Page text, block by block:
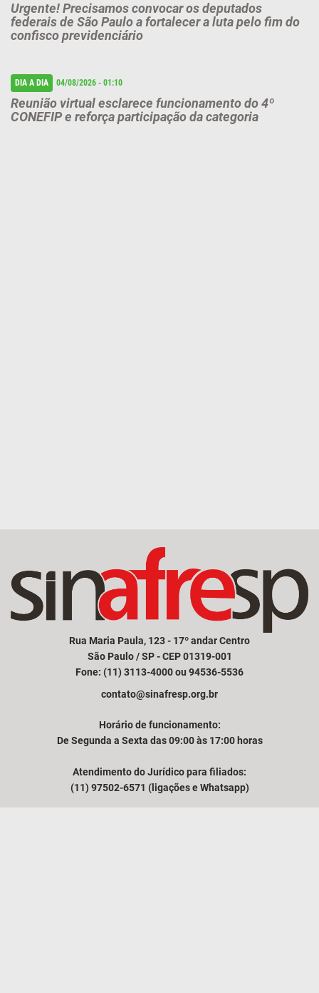
Urgente! Precisamos convocar os deputados
federais de São Paulo a fortalecer a luta pelo fim do
confisco previdenciário
DIA A DIA 04/08/2026 - 01:10
Reunião virtual esclarece funcionamento do 4º
CONEFIP e reforça participação da categoria
Rua Maria Paula, 123 - 17º andar Centro
São Paulo / SP - CEP 01319-001
Fone: (11) 3113-4000 ou 94536-5536
contato@sinafresp.org.br
Horário de funcionamento:
De Segunda a Sexta das 09:00 às 17:00 horas
Atendimento do Jurídico para filiados:
(11) 97502-6571 (ligações e Whatsapp)